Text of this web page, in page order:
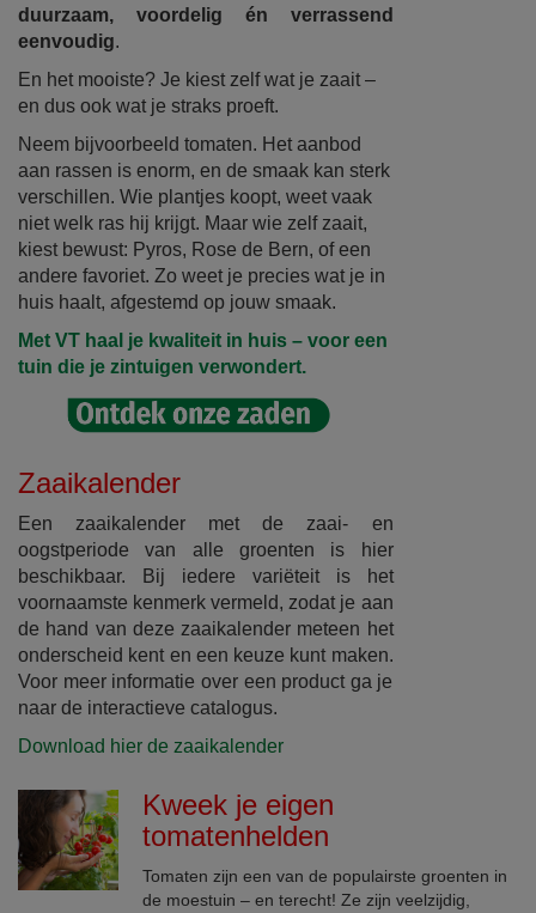
duurzaam, voordelig én verrassend
eenvoudig.
En het mooiste? Je kiest zelf wat je zaait –
en dus ook wat je straks proeft.
Neem bijvoorbeeld tomaten. Het aanbod
aan rassen is enorm, en de smaak kan sterk
verschillen. Wie plantjes koopt, weet vaak
niet welk ras hij krijgt. Maar wie zelf zaait,
kiest bewust: Pyros, Rose de Bern, of een
andere favoriet. Zo weet je precies wat je in
huis haalt, afgestemd op jouw smaak.
Met VT haal je kwaliteit in huis – voor een
tuin die je zintuigen verwondert.
Zaaikalender
Een zaaikalender met de zaai- en
oogstperiode van alle groenten is hier
beschikbaar. Bij iedere variëteit is het
voornaamste kenmerk vermeld, zodat je aan
de hand van deze zaaikalender meteen het
onderscheid kent en een keuze kunt maken.
Voor meer informatie over een product ga je
naar de interactieve catalogus.
Download hier de zaaikalender
Kweek je eigen
tomatenhelden
Tomaten zijn een van de populairste groenten in
de moestuin – en terecht! Ze zijn veelzijdig,